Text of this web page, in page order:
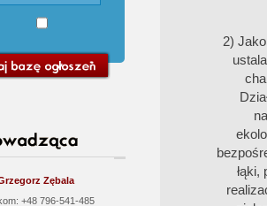
Zębala
+48 796-541-485
2)
łąki,